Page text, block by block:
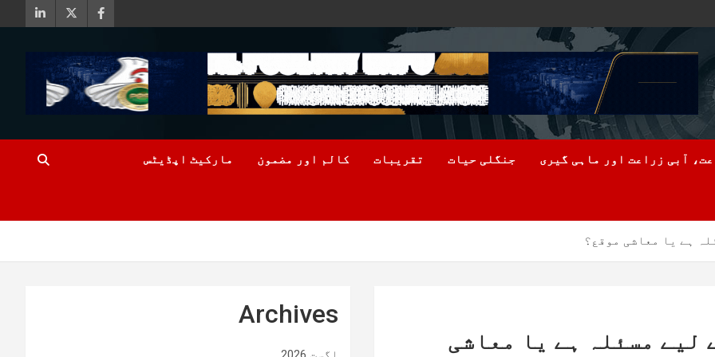
آبی زراعت اور ماہی گیری جنگلی حیات تقریبات کالم اور مضمون مارکیٹ اپڈیٹس
ہے یا معاشی موقع؟
لیے مسئلہ ہے یا معاشی
Archives